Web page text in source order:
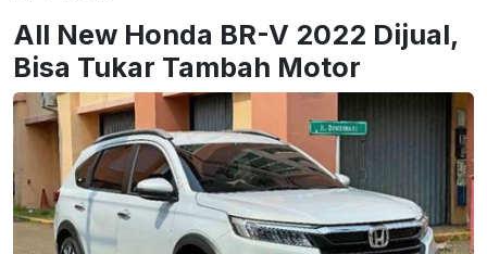
All New Honda BR-V 2022 Dijual,
Bisa Tukar Tambah Motor